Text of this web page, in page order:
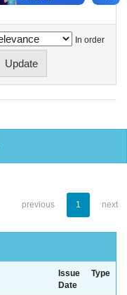
In order
previous 1 next
Issue
Date
Type